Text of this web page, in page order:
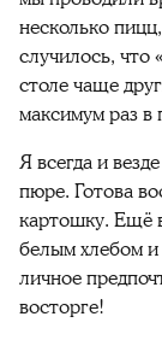
несколько
случилось, что
столе чаще
максимум раз в
Я всегда и
пюре. Готова
картошку. Ещё
белым хлебом
личное
восторге!